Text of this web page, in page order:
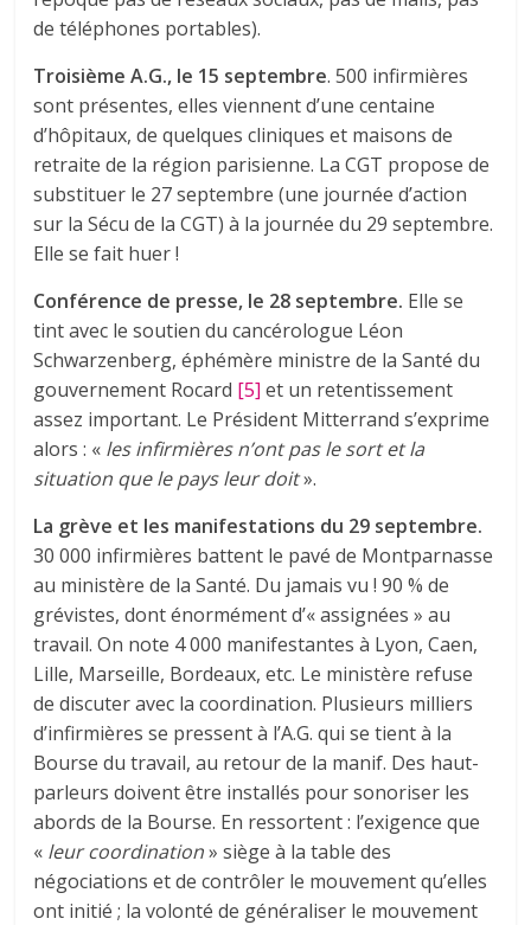
de téléphones portables).
Troisième A.G., le 15 septembre. 500 infirmières
sont présentes, elles viennent d’une centaine
d’hôpitaux, de quelques cliniques et maisons de
retraite de la région parisienne. La CGT propose de
substituer le 27 septembre (une journée d’action
sur la Sécu de la CGT) à la journée du 29 septembre.
Elle se fait huer !
Conférence de presse, le 28 septembre. Elle se
tint avec le soutien du cancérologue Léon
Schwarzenberg, éphémère ministre de la Santé du
gouvernement Rocard [5] et un retentissement
assez important. Le Président Mitterrand s’exprime
alors : « les infirmières n’ont pas le sort et la
situation que le pays leur doit».
La grève et les manifestations du 29 septembre.
30 000 infirmières battent le pavé de Montparnasse
au ministère de la Santé. Du jamais vu ! 90 % de
grévistes, dont énormément d’« assignées » au
travail. On note 4 000 manifestantes à Lyon, Caen,
Lille, Marseille, Bordeaux, etc. Le ministère refuse
de discuter avec la coordination. Plusieurs milliers
d’infirmières se pressent à l’A.G. qui se tient à la
Bourse du travail, au retour de la manif. Des haut-
parleurs doivent être installés pour sonoriser les
abords de la Bourse. En ressortent : l’exigence que
« leur coordination» siège à la table des
négociations et de contrôler le mouvement qu’elles
ont initié ; la volonté de généraliser le mouvement